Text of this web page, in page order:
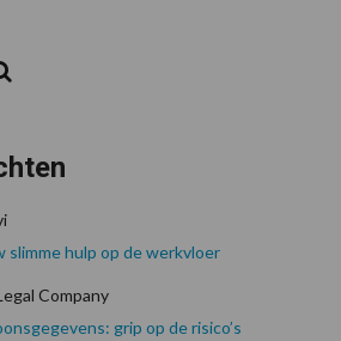
hulp op de werkvloer
Company
grip op de risico’s